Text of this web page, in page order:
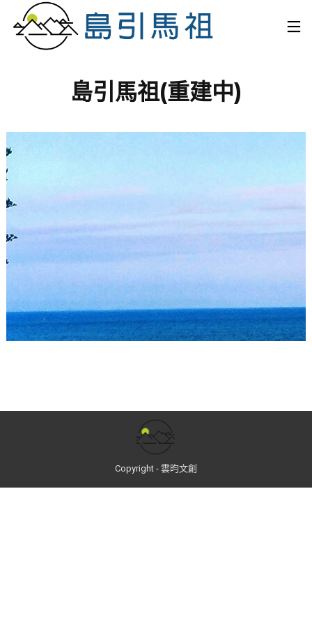
島引馬祖(重建中)
Copyright - 雲昀文創